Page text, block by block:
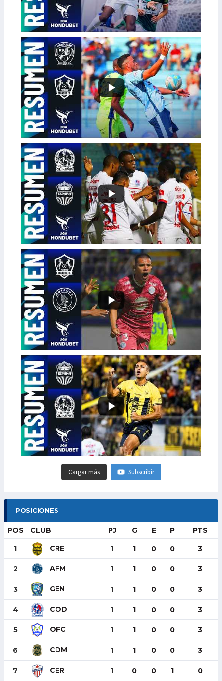
Cargar más Subscribir
POSICIONES
POS CLUB PJ G E P PTS
1 CRE 1 1 0 0 3
2 AFM 1 1 0 0 3
3 GEN 1 1 0 0 3
4 COD 1 1 0 0 3
5 OFC 1 1 0 0 3
6 CDM 1 1 0 0 3
7 CER 1 0 0 1 0